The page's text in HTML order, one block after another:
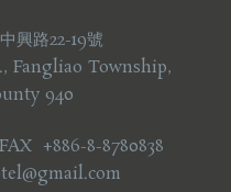
興路22-19號
Fangliao Township,
940
+886-8-8780838